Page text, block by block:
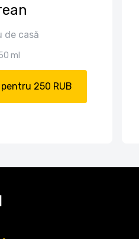
de casă
ml
250 RUB